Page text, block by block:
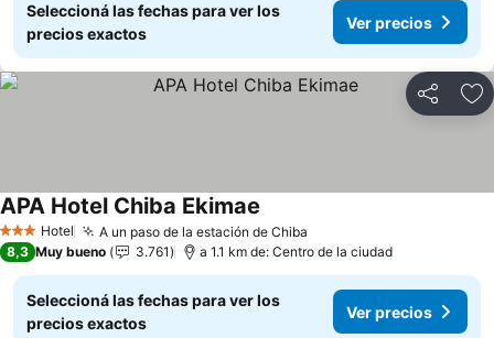
Seleccioná las fechas para ver los
precios exactos
Ver precios
Compartir
3 Estrellas
Hotel A un paso de la estación de Chiba
APA Hotel Chiba Ekimae
8,3 Muy bueno 3.761 a 1.1 km de: Centro de la ciudad
Seleccioná las fechas para ver los
precios exactos
Ver precios